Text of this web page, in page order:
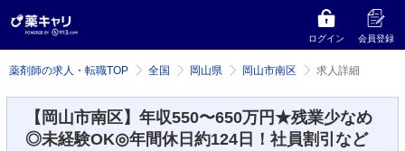
ログイン 会員登録
薬剤師の求人・転職TOP 全国 岡山県 岡山市南区 求人詳細
【岡山市南区】年収550〜650万円★残業少なめ
◎未経験OK◎年間休日約124日！社員割引など